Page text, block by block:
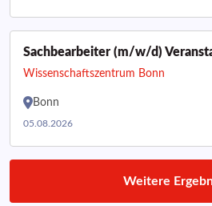
Sachbearbeiter (m/w/d)
Wissenschaftszentrum Bonn
Bonn
05.08.2026
Weitere